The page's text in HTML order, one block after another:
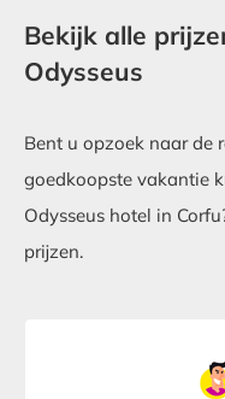
Bekijk alle
Odysseus
Bent u opzoek naar de
goedkoopste vakantie
Odysseus hotel in
prijzen.